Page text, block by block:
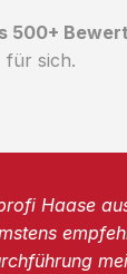
500+
für sich.
Haase